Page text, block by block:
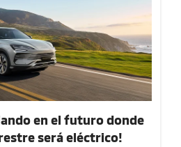
en el futuro donde
será eléctrico!